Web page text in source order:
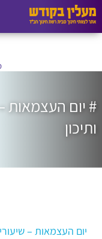
# יום העצמאות
ותיכון
יום העצמאות –